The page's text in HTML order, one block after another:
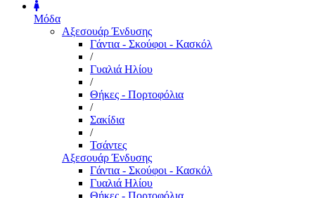
Μόδα
Αξεσουάρ Ένδυσης
Γάντια - Σκούφοι - Κασκόλ
/
Γυαλιά Ηλίου
/
Θήκες - Πορτοφόλια
/
Σακίδια
/
Τσάντες
Αξεσουάρ Ένδυσης
Γάντια - Σκούφοι - Κασκόλ
Γυαλιά Ηλίου
Θήκες - Πορτοφόλια